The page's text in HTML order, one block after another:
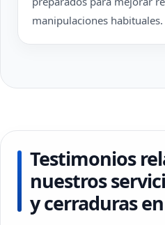
manipulaciones habituales.
Testimonios
nuestros
y cerraduras